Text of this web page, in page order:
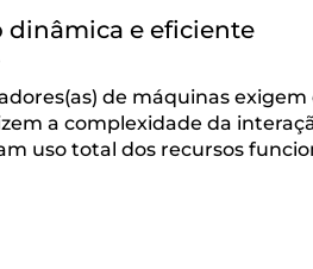
dinâmica e eficiente
de máquinas
a complexidade da
uso total dos recursos